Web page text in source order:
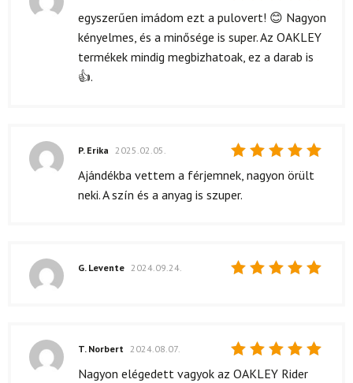
Értékelés:
/ 5
egyszerűen imádom ezt a pulovert! 😊 Nagyon
kényelmes, és a minősége is super. Az OAKLEY
termékek mindig megbizhatoak, ez a darab is
👍.
Értékelés:
/ 5
P. Erika 2025.02.05.
Ajándékba vettem a férjemnek, nagyon örült
neki. A szín és a anyag is szuper.
G. Levente 2024.09.24.
Értékelés:
T. Norbert 2024.08.07.
Nagyon elégedett vagyok az OAKLEY Rider